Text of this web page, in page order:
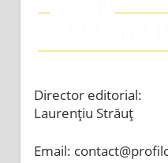
Director editorial:
Laurențiu Străuț
Email: